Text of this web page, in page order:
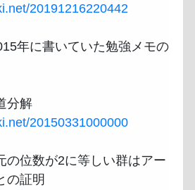
20191216220442
年に書いていた勉強メモの
20150331000000
位数が2に等しい群はアー